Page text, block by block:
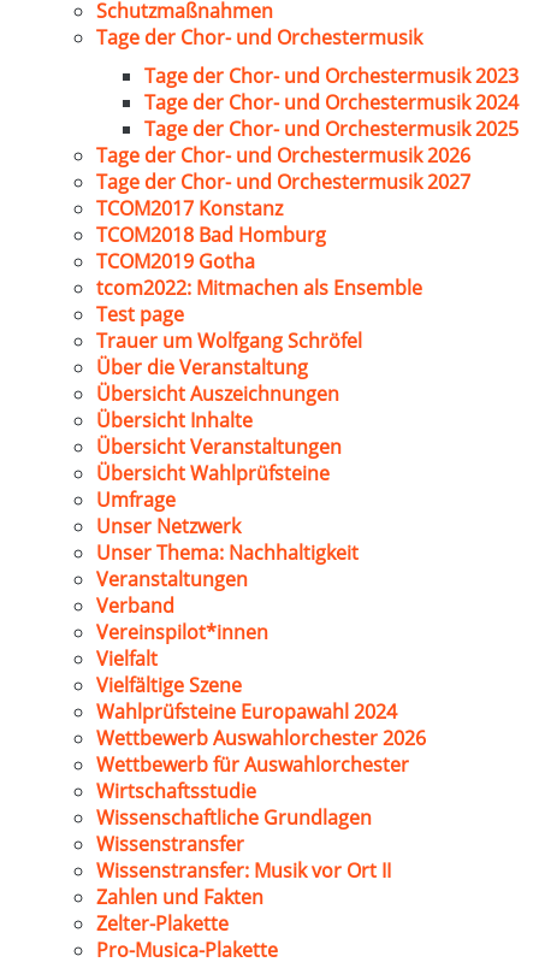
Schutzmaßnahmen
Tage der Chor- und Orchestermusik
Tage der Chor- und Orchestermusik 2023
Tage der Chor- und Orchestermusik 2024
Tage der Chor- und Orchestermusik 2025
Tage der Chor- und Orchestermusik 2026
Tage der Chor- und Orchestermusik 2027
TCOM2017 Konstanz
TCOM2018 Bad Homburg
TCOM2019 Gotha
tcom2022: Mitmachen als Ensemble
Test page
Trauer um Wolfgang Schröfel
Über die Veranstaltung
Übersicht Auszeichnungen
Übersicht Inhalte
Übersicht Veranstaltungen
Übersicht Wahlprüfsteine
Umfrage
Unser Netzwerk
Unser Thema: Nachhaltigkeit
Veranstaltungen
Verband
Vereinspilot*innen
Vielfalt
Vielfältige Szene
Wahlprüfsteine Europawahl 2024
Wettbewerb Auswahlorchester 2026
Wettbewerb für Auswahlorchester
Wirtschaftsstudie
Wissenschaftliche Grundlagen
Wissenstransfer
Wissenstransfer: Musik vor Ort II
Zahlen und Fakten
Zelter-Plakette
Pro-Musica-Plakette